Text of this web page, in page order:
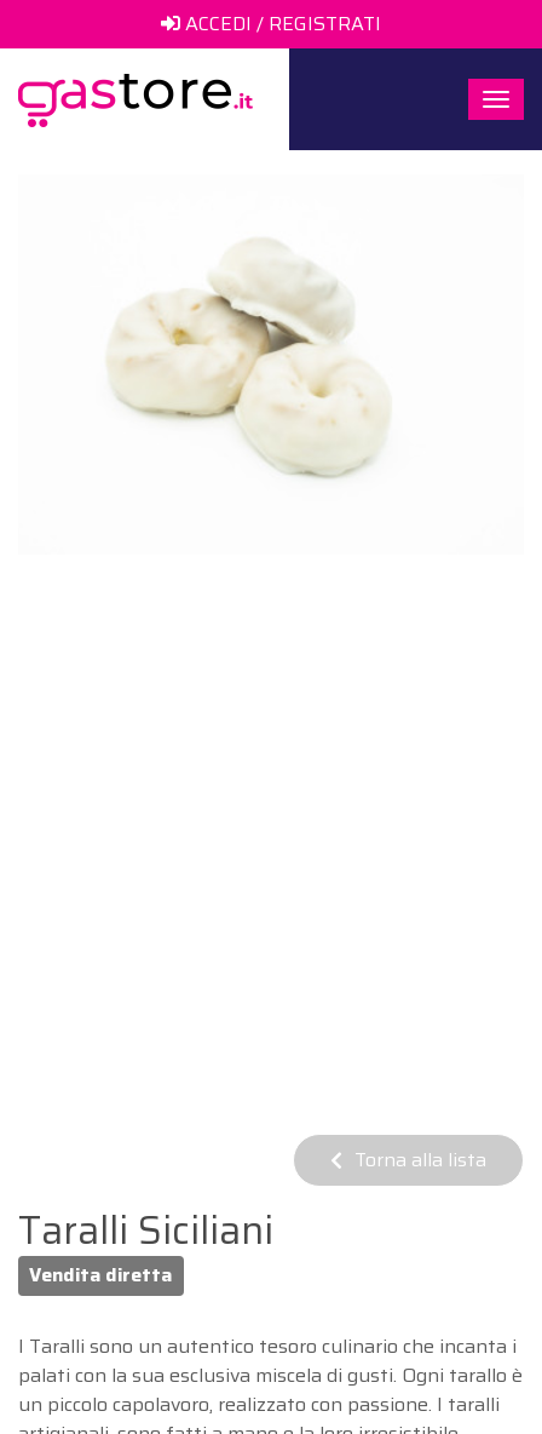
ACCEDI / REGISTRATI
Torna alla lista
Taralli Siciliani
Vendita diretta
I Taralli sono un autentico tesoro culinario che incanta i
palati con la sua esclusiva miscela di gusti. Ogni tarallo è
un piccolo capolavoro, realizzato con passione. I taralli